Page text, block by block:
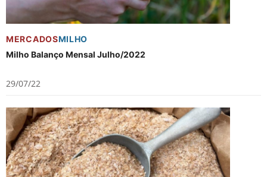
MERCADOSMILHO
Milho Balanço Mensal Julho/2022
29/07/22